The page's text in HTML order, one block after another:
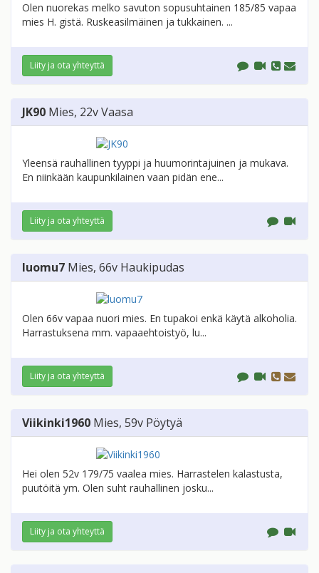
Olen nuorekas melko savuton sopusuhtainen 185/85 vapaa
mies H. gistä. Ruskeasilmäinen ja tukkainen. ...
Liity ja ota yhteyttä
JK90 Mies, 22vVaasa
Yleensä rauhallinen tyyppi ja huumorintajuinen ja mukava.
En niinkään kaupunkilainen vaan pidän ene...
Liity ja ota yhteyttä
luomu7 Mies, 66v Haukipudas
Olen 66v vapaa nuori mies. En tupakoi enkä käytä alkoholia.
Harrastuksena mm. vapaaehtoistyö, lu...
Liity ja ota yhteyttä
Viikinki1960 Mies, 59v Pöytyä
Hei olen 52v 179/75 vaalea mies. Harrastelen kalastusta,
puutöitä ym. Olen suht rauhallinen josku...
Liity ja ota yhteyttä